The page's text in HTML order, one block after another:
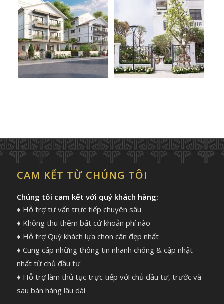
CAM KẾT TỪ CHÚNG TÔI
Chúng tôi cam kết với quý khách hàng:
♦ Hỗ trợ tư vấn trực tiếp chuyên sâu
♦ Không thu thêm bất cứ khoản phí nào
♦ Hỗ trợ Quý khách lựa chọn căn đẹp nhất
♦ Cung cấp những thông tin nhanh chóng & cập nhật
nhất từ chủ đầu tư
♦ Hỗ trợ làm thủ tục trực tiếp với chủ đầu tư, trước và
sau bán hàng lâu dài